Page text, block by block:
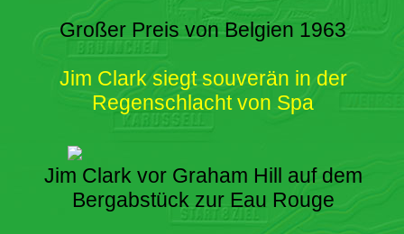
Großer Preis von Belgien 1963
Jim Clark siegt souverän in der
Regenschlacht von Spa
Jim Clark vor Graham Hill auf dem
Bergabstück zur Eau Rouge